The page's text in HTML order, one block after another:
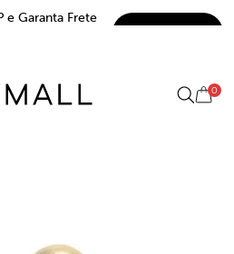
e Garanta Frete
0